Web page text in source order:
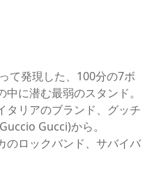
て発現した、100分の7ボ
に潜む最弱のスタンド。
タリアのブランド、グッチ
Gucci)から。
のロックバンド、サバイバ